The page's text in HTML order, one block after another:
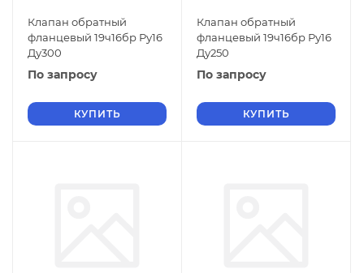
Клапан обратный
фланцевый 19ч16бр Ру16
Ду300
По запросу
КУПИТЬ
Клапан обратный
фланцевый 19ч16бр Ру16
Ду250
По запросу
КУПИТЬ